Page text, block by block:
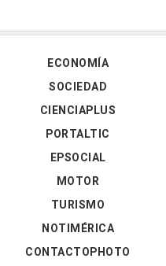
ECONOMÍA
SOCIEDAD
CIENCIAPLUS
PORTALTIC
EPSOCIAL
MOTOR
TURISMO
NOTIMÉRICA
CONTACTOPHOTO